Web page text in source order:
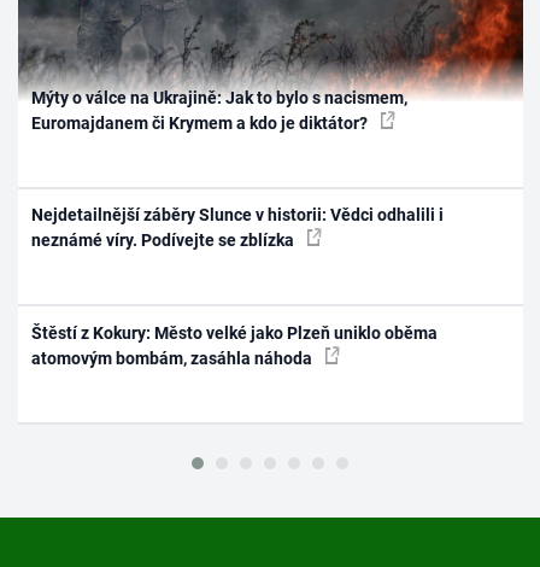
Mýty o válce na Ukrajině: Jak to bylo s nacismem,
Euromajdanem či Krymem a kdo je diktátor?
Nejdetailnější záběry Slunce v historii: Vědci odhalili i
neznámé víry. Podívejte se zblízka
Štěstí z Kokury: Město velké jako Plzeň uniklo oběma
atomovým bombám, zasáhla náhoda